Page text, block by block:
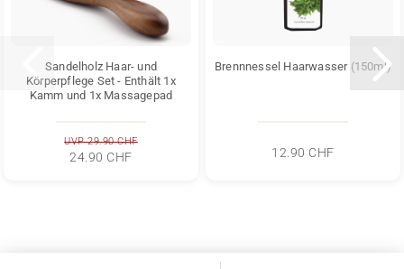
Sandelholz Haar- und
Körperpflege Set - Enthält 1x
Kamm und 1x Massagepad
UVP 29.90 CHF
24.90 CHF
Brennnessel Haarwasser (150ml)
12.90 CHF